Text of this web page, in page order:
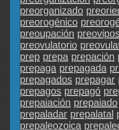
preorganizado
preorogénico
preoupación
preovulatorio
prep prepa prepación
prepaga prepagada
prepagados prepagar
prepagos prepagó
prepaiación prepaiado
prepaladar prepalatal
prepaleozoica